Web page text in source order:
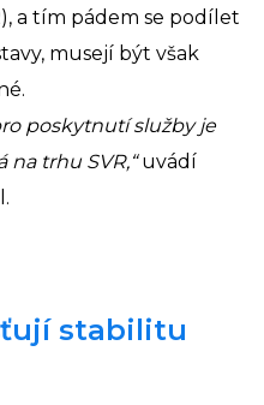
a tím pádem se podílet
musejí být však
poskytnutí služby je
trhu SVR,“uvádí
stabilitu